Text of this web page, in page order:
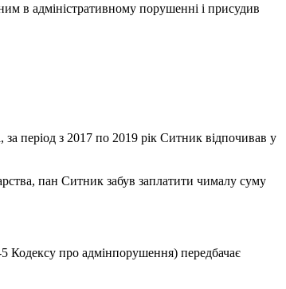
в адміністративному порушенні і присудив
період з 2017 по 2019 рік Ситник відпочивав у
пан Ситник забув заплатити чималу суму
Кодексу про адмінпорушення) передбачає